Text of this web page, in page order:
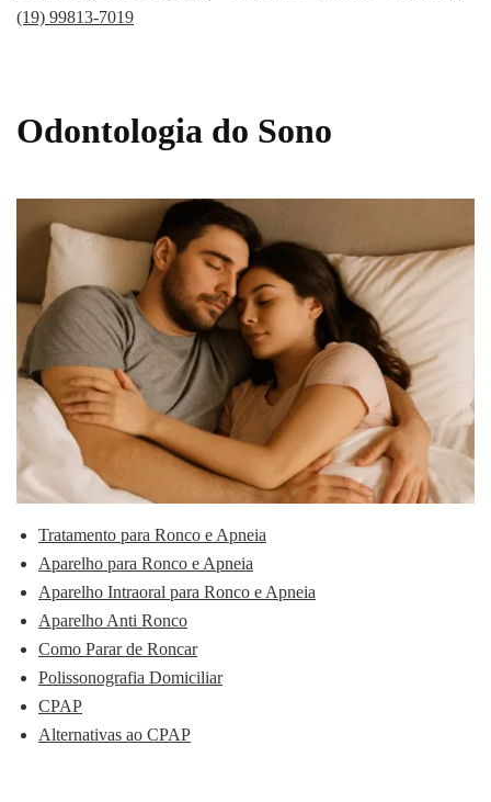
(19) 99813-7019
Odontologia do Sono
Tratamento para Ronco e Apneia
Aparelho para Ronco e Apneia
Aparelho Intraoral para Ronco e Apneia
Aparelho Anti Ronco
Como Parar de Roncar
Polissonografia Domiciliar
CPAP
Alternativas ao CPAP